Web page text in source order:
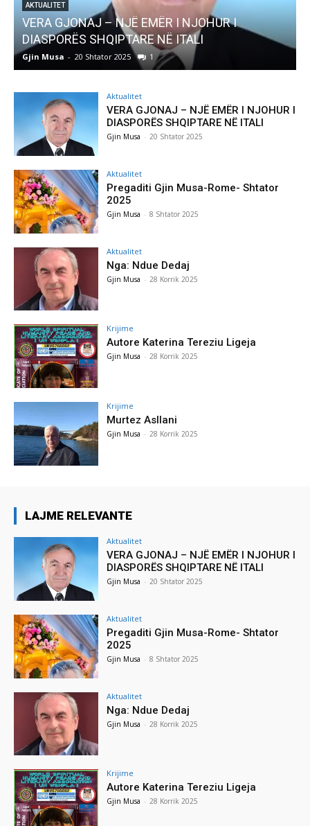
AKTUALITET
Pregaditi Gjin Musa-Rome- Shtator 2025
Gjin Musa - 8 Shtator 2025
Aktualitet
VERA GJONAJ – NJË EMËR I NJOHUR I
DIASPORËS SHQIPTARE NË ITALI
Gjin Musa - 20 Shtator 2025
Aktualitet
Pregaditi Gjin Musa-Rome- Shtator
2025
Gjin Musa - 8 Shtator 2025
Aktualitet
Nga: Ndue Dedaj
Gjin Musa - 28 Korrik 2025
Krijime
Autore Katerina Tereziu Ligeja
Gjin Musa - 28 Korrik 2025
Krijime
Murtez Asllani
Gjin Musa - 28 Korrik 2025
LAJME RELEVANTE
Aktualitet
VERA GJONAJ – NJË EMËR I NJOHUR I
DIASPORËS SHQIPTARE NË ITALI
Gjin Musa - 20 Shtator 2025
Aktualitet
Pregaditi Gjin Musa-Rome- Shtator
2025
Gjin Musa - 8 Shtator 2025
Aktualitet
Nga: Ndue Dedaj
Gjin Musa - 28 Korrik 2025
Krijime
Autore Katerina Tereziu Ligeja
Gjin Musa - 28 Korrik 2025